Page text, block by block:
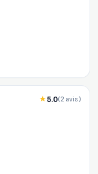
5.0(2 avis)